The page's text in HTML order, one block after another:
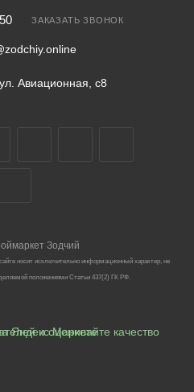
ЗАКАЗАТЬ ЗВОНОК
Авиационная, с8
Зодчий
носит исключительно информационный характер, не
положениями Статьи 437(2) ГК РФ.